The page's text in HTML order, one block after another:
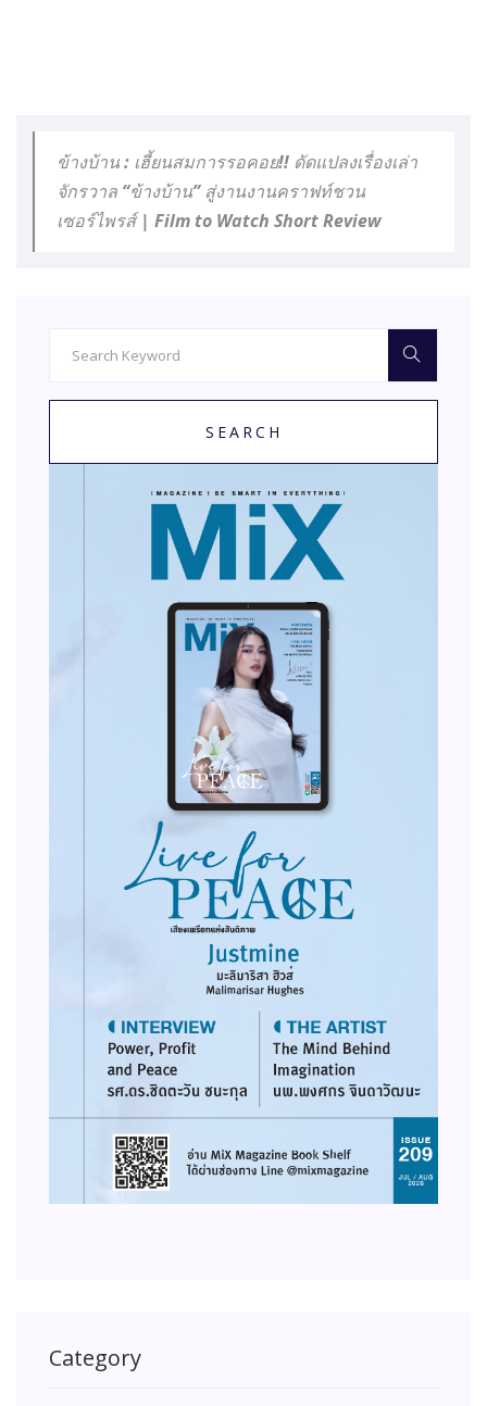
ข้างบ้าน : เฮี้ยนสมการรอคอย!! ดัดแปลงเรื่องเล่า
จักรวาล “ข้างบ้าน” สู่งานงานคราฟท์ชวน
เซอร์ไพรส์ | Film to Watch Short Review
SEARCH
Category